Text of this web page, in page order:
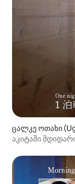
ცალკე ოთახი
აკიტაში
საწოლი | 1 ღამე